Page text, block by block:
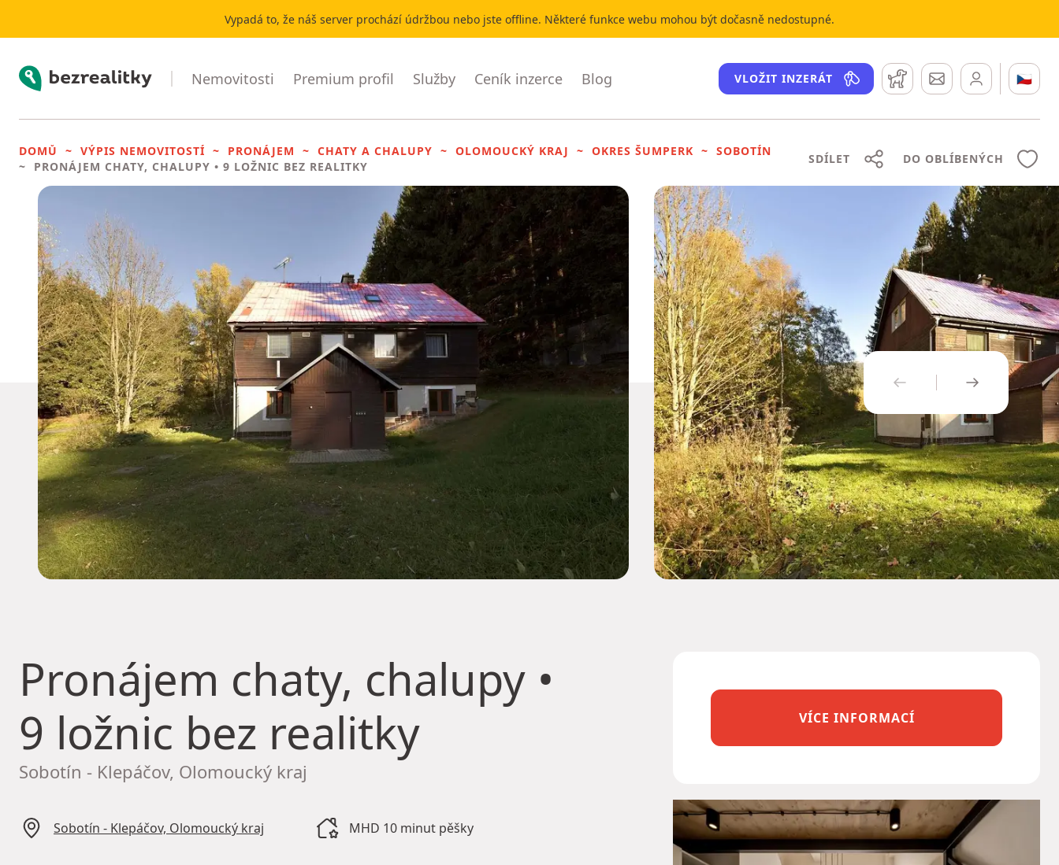
Vypadá to, že náš server prochází údržbou nebo jste offline. Některé funkce webu mohou být dočasně nedostupné.
Bezrealitky Nemovitosti Premium profil Služby Ceník inzerce Blog VLOŽIT INZERÁT Hlídací pesZprávy 🇨🇿
DOMŮ VÝPIS NEMOVITOSTÍ PRONÁJEM CHATY A CHALUPY OLOMOUCKÝ KRAJ OKRES ŠUMPERK
SOBOTÍN
PRONÁJEM CHATY, CHALUPY • 9 LOŽNIC BEZ REALITKY
SDÍLET DO OBLÍBENÝCH
PŘEDCHOZÍ
Pronájem chaty, chalupy •
9 ložnic bez realitky
Sobotín - Klepáčov, Olomoucký kraj
Sobotín - Klepáčov, Olomoucký kraj MHD 10 minut pěšky
VÍCE INFORMACÍ